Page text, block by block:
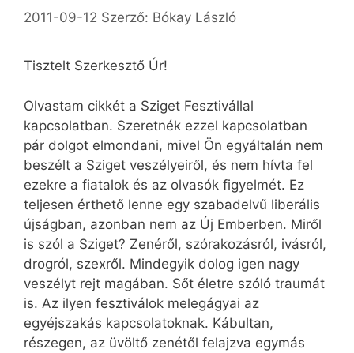
2011-09-12 Szerző: Bókay László
Tisztelt Szerkesztő Úr!
Olvastam cikkét a Sziget Fesztivállal
kapcsolatban. Szeretnék ezzel kapcsolatban
pár dolgot elmondani, mivel Ön egyáltalán nem
beszélt a Sziget veszélyeiről, és nem hívta fel
ezekre a fiatalok és az olvasók figyelmét. Ez
teljesen érthető lenne egy szabadelvű liberális
újságban, azonban nem az Új Emberben. Miről
is szól a Sziget? Zenéről, szórakozásról, ivásról,
drogról, szexről. Mindegyik dolog igen nagy
veszélyt rejt magában. Sőt életre szóló traumát
is. Az ilyen fesztiválok melegágyai az
egyéjszakás kapcsolatoknak. Kábultan,
részegen, az üvöltő zenétől felajzva egymás